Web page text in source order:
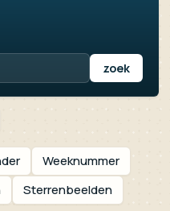
2026
Weeknummer
Sterrenbeelden